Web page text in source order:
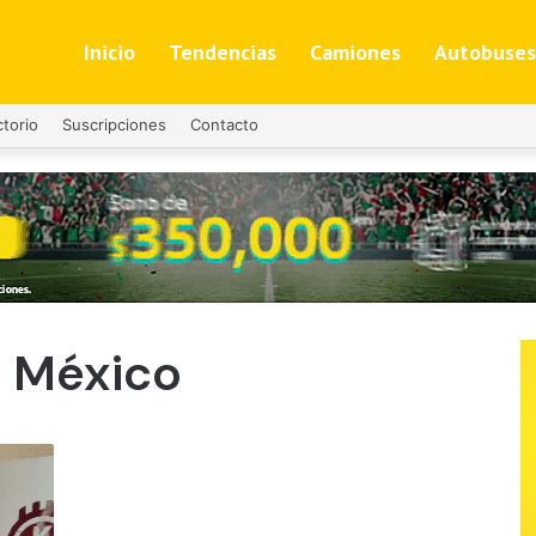
Inicio Tendencias Camiones Autobuses
Suscripciones Contacto
México